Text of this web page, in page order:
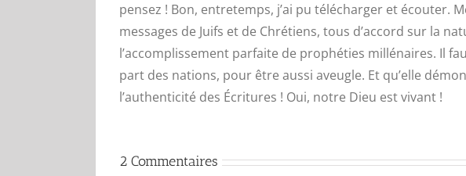
pensez ! Bon, entretemps, j’ai pu télécharger et écouter.
messages de Juifs et de Chrétiens, tous d’accord sur la
l’accomplissement parfaite de prophéties millénaires. Il
part des nations, pour être aussi aveugle. Et qu’elle
l’authenticité des Écritures ! Oui, notre Dieu est vivant !
2 Commentaires